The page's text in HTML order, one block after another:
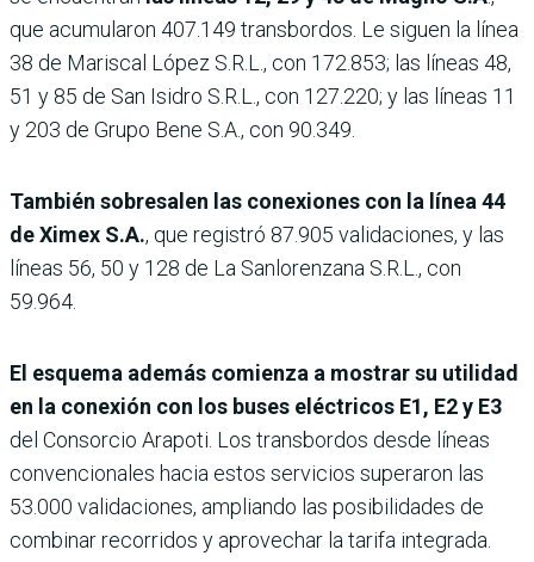
que acumularon 407.149 transbordos. Le siguen la línea
38 de Mariscal López S.R.L., con 172.853; las líneas 48,
51 y 85 de San Isidro S.R.L., con 127.220; y las líneas 11
y 203 de Grupo Bene S.A., con 90.349.
También sobresalen las conexiones con la línea 44
de Ximex S.A., que registró 87.905 validaciones, y las
líneas 56, 50 y 128 de La Sanlorenzana S.R.L., con
59.964.
El esquema además comienza a mostrar su utilidad
en la conexión con los buses eléctricos E1, E2 y E3
del Consorcio Arapoti. Los transbordos desde líneas
convencionales hacia estos servicios superaron las
53.000 validaciones, ampliando las posibilidades de
combinar recorridos y aprovechar la tarifa integrada.